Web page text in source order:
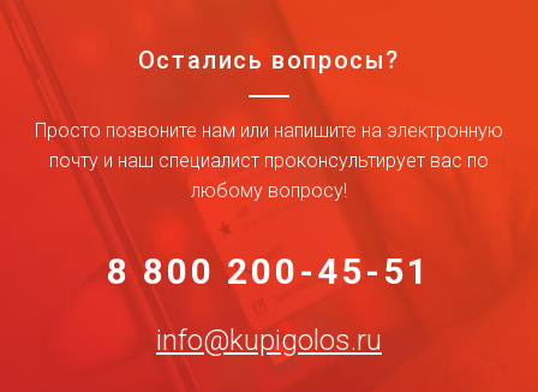
Остались вопросы?
Просто позвоните нам или напишите на электронную
почту и наш специалист проконсультирует вас по
любому вопросу!
8 800 200-45-51
info@kupigolos.ru